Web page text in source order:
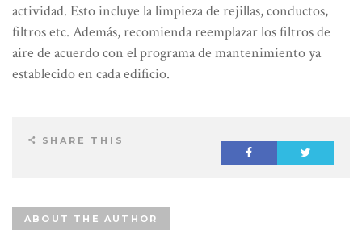
actividad. Esto incluye la limpieza de rejillas, conductos,
filtros etc. Además, recomienda reemplazar los filtros de
aire de acuerdo con el programa de mantenimiento ya
establecido en cada edificio.
SHARE THIS
ABOUT THE AUTHOR